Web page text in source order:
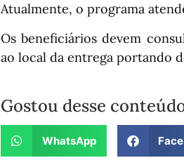
Atualmente, o programa
Os beneficiários devem
ao local da entrega portando
Gostou desse
WhatsApp